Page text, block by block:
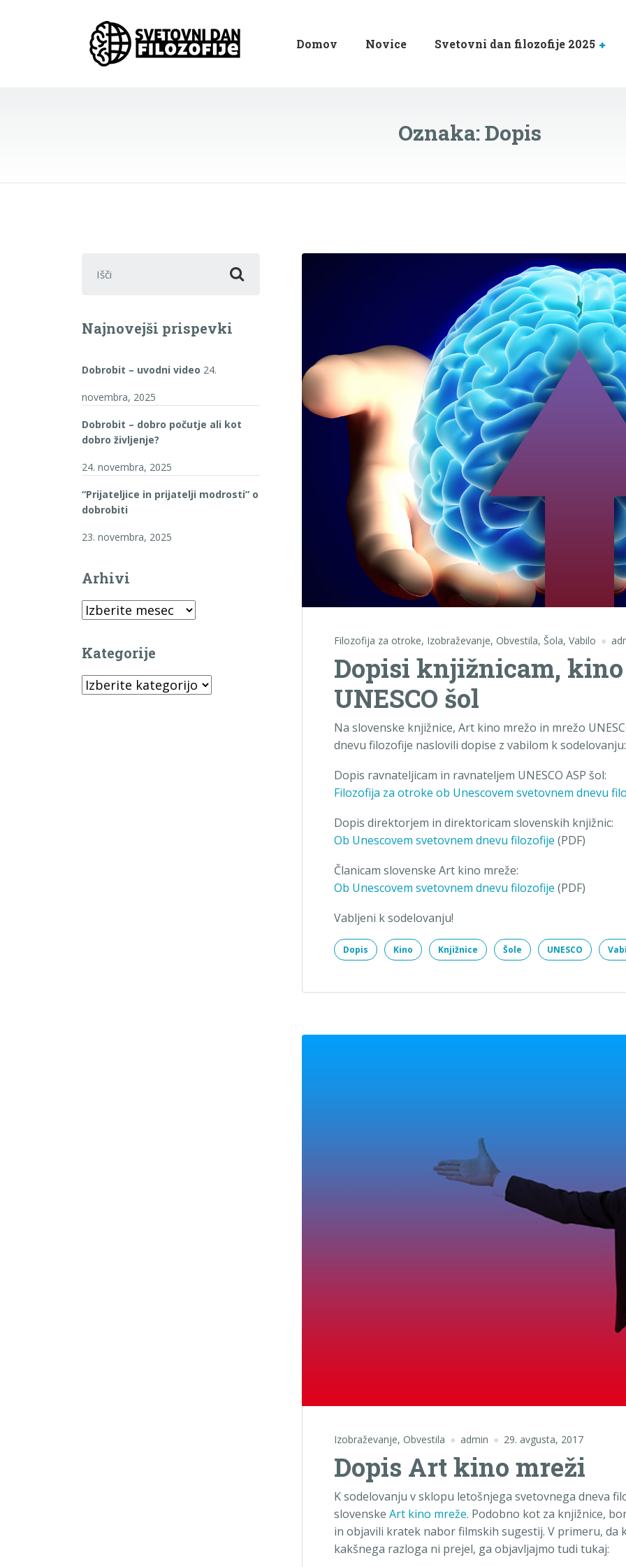
Domov Novice Svetovni dan filozofije 2025
Oznaka:Dopis
Filozofija za otroke, Izobraževanje, Obvestila, Šola, Vabilo
Dopisi knjižnicam,
UNESCO šol
Na slovenske knjižnice, Art kino mrežo in mrežo
dnevu filozofije naslovili dopise z vabilom k sodelovanju:
Dopis ravnateljicam in ravnateljem UNESCO ASP šol:
Filozofija za otroke ob Unescovem svetovnem dnevu
Dopis direktorjem in direktoricam slovenskih knjižnic:
Ob Unescovem svetovnem dnevu filozofije (PDF)
Članicam slovenske Art kino mreže:
Ob Unescovem svetovnem dnevu filozofije (PDF)
Vabljeni k sodelovanju!
Dopis Kino Knjižnice Šole UNESCO
Izobraževanje, Obvestila admin 29. avgusta, 2017
Dopis Art kino mreži
K sodelovanju v sklopu letošnjega svetovnega dneva
slovenske Art kino mreže. Podobno kot za knjižnice,
in objavili kratek nabor filmskih sugestij. V primeru, da
kakšnega razloga ni prejel, ga objavljajmo tudi tukaj:
Najnovejši prispevki
Dobrobit – uvodni video 24.
novembra, 2025
Dobrobit – dobro počutje ali kot
dobro življenje?
24. novembra, 2025
“Prijateljice in prijatelji modrosti” o
dobrobiti
23. novembra, 2025
Arhivi
Arhivi
Kategorije
Kategorije